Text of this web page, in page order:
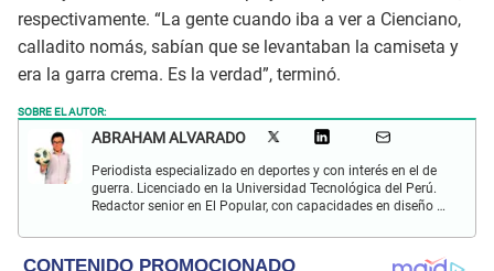
respectivamente. “La gente cuando iba a ver a Cienciano,
calladito nomás, sabían que se levantaban la camiseta y
era la garra crema. Es la verdad”, terminó.
SOBRE EL AUTOR:
ABRAHAM ALVARADO
Periodista especializado en deportes y con interés en el de
guerra. Licenciado en la Universidad Tecnológica del Perú.
Redactor senior en El Popular, con capacidades en diseño y
cultural.